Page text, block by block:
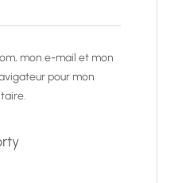
mon e-mail et mon
pour mon